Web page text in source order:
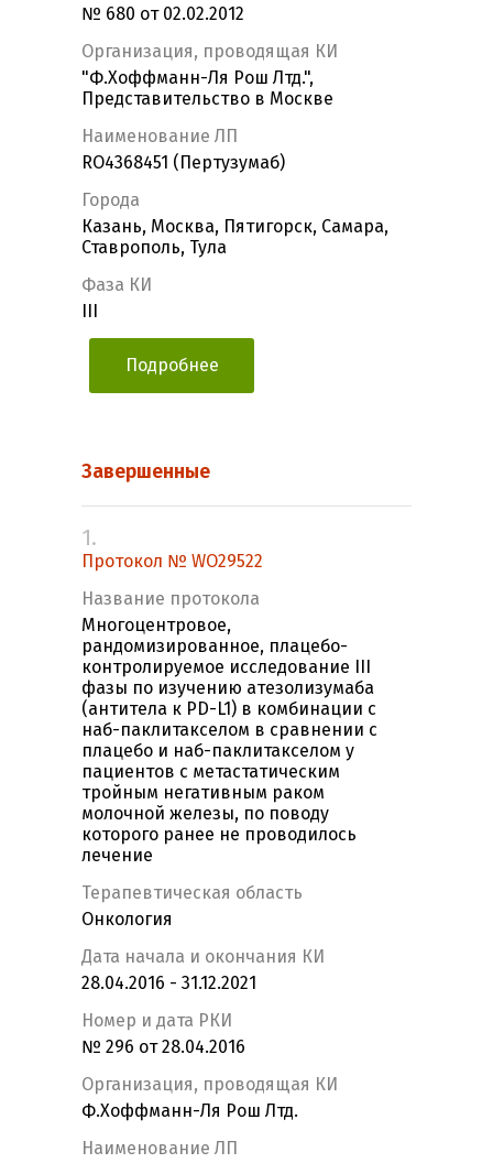
№ 680 от 02.02.2012
Организация, проводящая КИ
"Ф.Хоффманн-Ля Рош Лтд.",
Представительство в Москве
Наименование ЛП
RО4368451 (Пертузумаб)
Города
Казань, Москва, Пятигорск, Самара,
Ставрополь, Тула
Фаза КИ
Подробнее
Завершенные
1.
Протокол № WO29522
Название протокола
Многоцентровое,
рандомизированное, плацебо-
контролируемое исследование III
фазы по изучению атезолизумаба
(антитела к PD-L1) в комбинации с
наб-паклитакселом в сравнении с
плацебо и наб-паклитакселом у
пациентов с метастатическим
тройным негативным раком
молочной железы, по поводу
которого ранее не проводилось
лечение
Терапевтическая область
Онкология
Дата начала и окончания КИ
28.04.2016 - 31.12.2021
Номер и дата РКИ
№ 296 от 28.04.2016
Организация, проводящая КИ
Ф.Хоффманн-Ля Рош Лтд.
Наименование ЛП